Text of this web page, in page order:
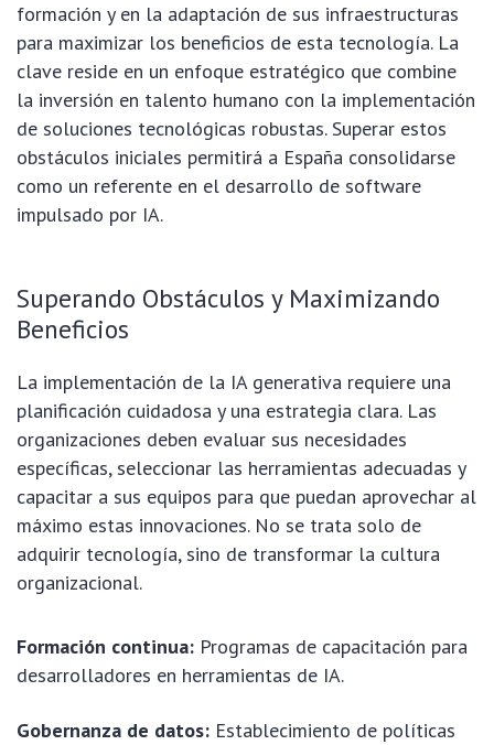
formación y en la adaptación de sus infraestructuras
para maximizar los beneficios de esta tecnología. La
clave reside en un enfoque estratégico que combine
la inversión en talento humano con la implementación
de soluciones tecnológicas robustas. Superar estos
obstáculos iniciales permitirá a España consolidarse
como un referente en el desarrollo de software
impulsado por IA.
Superando Obstáculos y Maximizando
Beneficios
La implementación de la IA generativa requiere una
planificación cuidadosa y una estrategia clara. Las
organizaciones deben evaluar sus necesidades
específicas, seleccionar las herramientas adecuadas y
capacitar a sus equipos para que puedan aprovechar al
máximo estas innovaciones. No se trata solo de
adquirir tecnología, sino de transformar la cultura
organizacional.
Formación continua: Programas de capacitación para
desarrolladores en herramientas de IA.
Gobernanza de datos: Establecimiento de políticas